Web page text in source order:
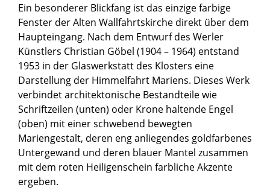
Ein besonderer Blickfang ist das einzige farbige
Fenster der Alten Wallfahrtskirche direkt über dem
Haupteingang. Nach dem Entwurf des Werler
Künstlers Christian Göbel (1904 – 1964) entstand
1953 in der Glaswerkstatt des Klosters eine
Darstellung der Himmelfahrt Mariens. Dieses Werk
verbindet architektonische Bestandteile wie
Schriftzeilen (unten) oder Krone haltende Engel
(oben) mit einer schwebend bewegten
Mariengestalt, deren eng anliegendes goldfarbenes
Untergewand und deren blauer Mantel zusammen
mit dem roten Heiligenschein farbliche Akzente
ergeben.